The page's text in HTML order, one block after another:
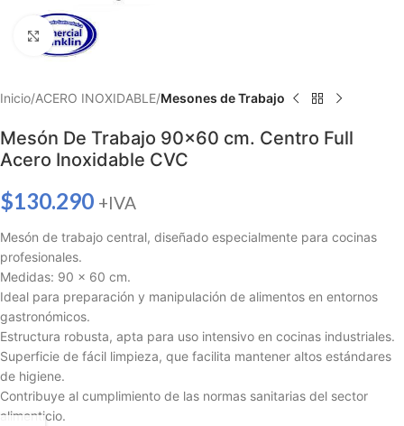
Haga clic para ampliar
Inicio ACERO INOXIDABLE Mesones de Trabajo
Mesón De Trabajo 90×60 cm. Centro Full
Acero Inoxidable CVC
$130.290 +IVA
Mesón de trabajo central, diseñado especialmente para cocinas
profesionales.
Medidas: 90 x 60 cm.
Ideal para preparación y manipulación de alimentos en entornos
gastronómicos.
Estructura robusta, apta para uso intensivo en cocinas industriales.
Superficie de fácil limpieza, que facilita mantener altos estándares
de higiene.
Contribuye al cumplimiento de las normas sanitarias del sector
alimenticio.